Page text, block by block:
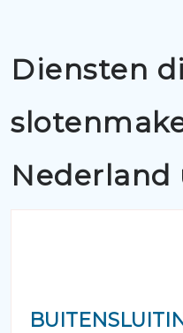
Diensten
Nederland